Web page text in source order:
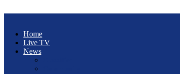
Home
Live TV
News